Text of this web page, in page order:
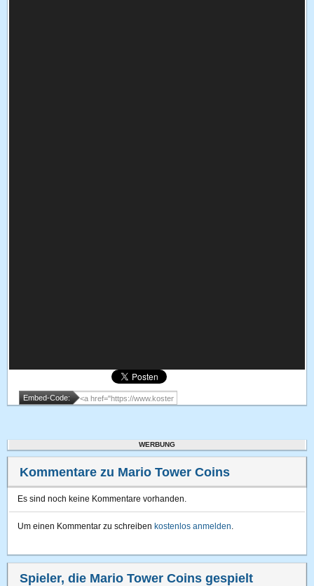
Embed-Code:
WERBUNG
Kommentare zu Mario Tower Coins
Es sind noch keine Kommentare vorhanden.
Um einen Kommentar zu schreiben kostenlos anmelden.
Spieler, die Mario Tower Coins gespielt